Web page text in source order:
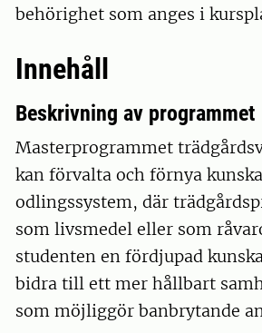
behörighet som anges i
Innehåll
Beskrivning av programmet
Masterprogrammet
kan förvalta och förnya
odlingssystem, där
som livsmedel eller som
studenten en fördjupad
bidra till ett mer hållbart
som möjliggör banbrytande